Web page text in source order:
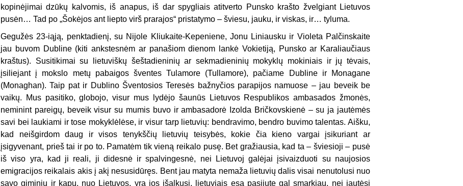
kopinėjimai dzūkų kalvomis, iš anapus, iš dar spygliais atitverto Punsko krašto žvelgiant Lietuvos
pusėn… Tad po „Šokėjos ant liepto virš prarajos“ pristatymo – šviesu, jauku, ir viskas, ir… tyluma.
Gegužės 23-iąją, penktadienį, su Nijole Kliukaite-Kepeniene, Jonu Liniausku ir Violeta Palčinskaite
jau buvom Dubline (kiti ankstesnėm ar panašiom dienom lankė Vokietiją, Punsko ar Karaliaučiaus
kraštus). Susitikimai su lietuviškų šeštadieninių ar sekmadieninių mokyklų mokiniais ir jų tėvais,
įsiliejant į mokslo metų pabaigos šventes Tulamore (Tullamore), pačiame Dubline ir Monagane
(Monaghan). Taip pat ir Dublino Šventosios Teresės bažnyčios parapijos namuose – jau beveik be
vaikų. Mus pasitiko, globojo, visur mus lydėjo šaunūs Lietuvos Respublikos ambasados žmonės,
neminint pareigų, beveik visur su mumis buvo ir ambasadorė Izolda Bričkovskienė – su ja jautėmės
savi bei laukiami ir tose mokyklėlėse, ir visur tarp lietuvių: bendravimo, bendro buvimo talentas. Aišku,
kad neišgirdom daug ir visos tenykščių lietuvių teisybės, kokie čia kieno vargai įsikuriant ar
įsigyvenant, prieš tai ir po to. Pamatėm tik vieną reikalo pusę. Bet gražiausia, kad ta – šviesioji – pusė
iš viso yra, kad ji reali, ji didesnė ir spalvingesnė, nei Lietuvoj galėjai įsivaizduoti su naujosios
emigracijos reikalais akis į akį nesusidūręs. Bent jau matyta nemaža lietuvių dalis visai nenutolusi nuo
savo giminių ir kapų, nuo Lietuvos, yra jos išalkusi, lietuviais esą pasijutę gal smarkiau, nei jautėsi